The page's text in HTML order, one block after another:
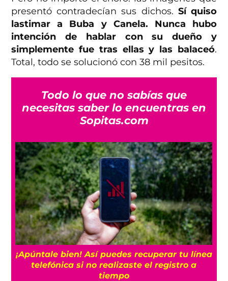
presentó contradecían sus dichos. Sí quiso
lastimar a Buba y Canela. Nunca hubo
intención de hablar con su dueño y
simplemente fue tras ellas y las balaceó.
Total, todo se solucionó con 38 mil pesitos.
Todo lo que no sabías que
necesitas saber lo encuentras en
Sopitas.com
¡Apúntale bien! Así puedes recuperar tu línea
telefónica si no realizaste el registro a
tiempo